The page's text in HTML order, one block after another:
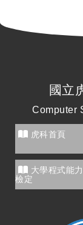
國立
Computer
虎科首頁
大學程式能力
檢定